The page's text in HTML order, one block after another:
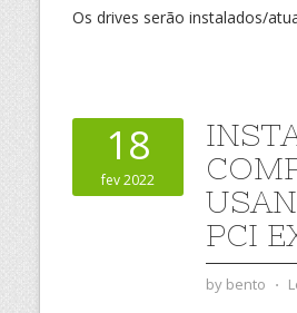
Os drives serão instalados/
18
fev 2022
PCI
by bento ⋅